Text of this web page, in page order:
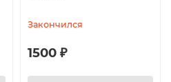
Закончился
1500 ₽